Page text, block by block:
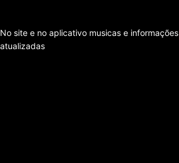
No site e no aplicativo musicas e informações
atualizadas